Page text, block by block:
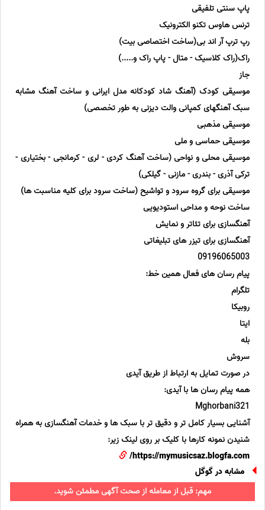
پاپ سنتی تلفیقی
ترنس هاوس تکنو الکترونیک
رپ ترپ آر اند بی(ساخت اختصاصی بیت)
راک(راک کلاسیک - متال - پاپ راک و.....)
جاز
موسیقی کودک (آهنگ شاد کودکانه مدل ایرانی و ساخت آهنگ مشابه
سبک آهنگهای کمپانی والت دیزنی به طور تخصصی)
موسیقی مذهبی
موسیقی حماسی و ملی
موسیقی محلی و نواحی (ساخت آهنگ کردی - لری - کرمانجی - بختیاری -
ترکی آذری - بندری - مازنی - گیلکی)
موسیقی برای گروه سرود و تواشیح (ساخت سرود برای کلیه مناسبت ها)
ساخت نوحه و مداحی استودیویی
آهنگسازی برای تئاتر و نمایش
آهنگسازی برای تیزر های تبلیغاتی
09196065003
پیام رسان های فعال همین خط:
تلگرام
روبیکا
ایتا
بله
سروش
در صورت تمایل به ارتباط از طریق آیدی
همه پیام رسان ها با آیدی:
Mghorbani321
آشنایی بسیار کامل تر و دقیق تر با سبک ها و خدمات آهنگسازی به همراه
شنیدن نمونه کارها با کلیک بر روی لینک زیر:
https://mymusicsaz.blogfa.com/
مشابه در گوگل
مهم: قبل از معامله از صحت آگهی مطمئن شوید.